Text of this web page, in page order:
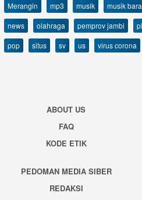
Merangin
mp3 musik musik
news
olahraga pemprov jambi
pop
situs sv us virus corona
ABOUT US
FAQ
KODE ETIK
PEDOMAN MEDIA SIBER
REDAKSI